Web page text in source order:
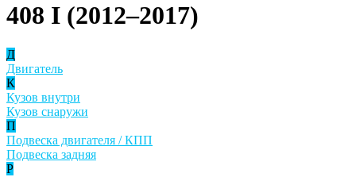
408 I (2012–2017)
Д
Двигатель
К
Кузов внутри
Кузов снаружи
П
Подвеска двигателя / КПП
Подвеска задняя
Р